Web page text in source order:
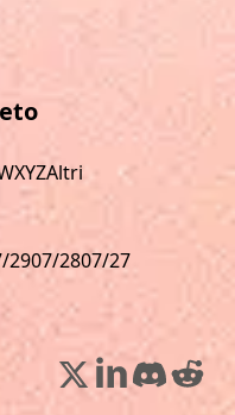
XYZAltri
2907/2807/27